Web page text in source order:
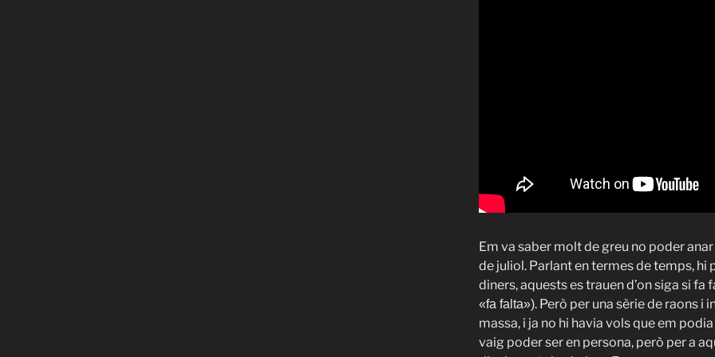
Em va saber molt de greu no poder
de juliol. Parlant en termes de temps, hi
diners, aquests es trauen d’on siga si fa
«fa falta»). Però per una sèrie de raons i
massa, i ja no hi havia vols que em
vaig poder ser en persona, però per a